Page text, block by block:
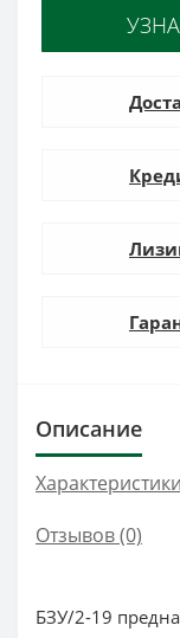
Описание
Характеристики
Отзывов (0)
БЗУ/2-19